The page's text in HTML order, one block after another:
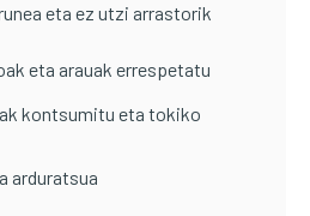
eta ez utzi arrastorik
eta arauak errespetatu
kontsumitu eta tokiko
arduratsua